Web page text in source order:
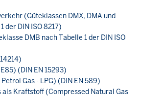
(Güteklassen DMX, DMA und
der DIN ISO 8217)
DMB nach Tabelle 1 der DIN ISO
(DIN EN 15293)
Gas - LPG) (DIN EN 589)
als Kraftstoff (Compressed Natural Gas